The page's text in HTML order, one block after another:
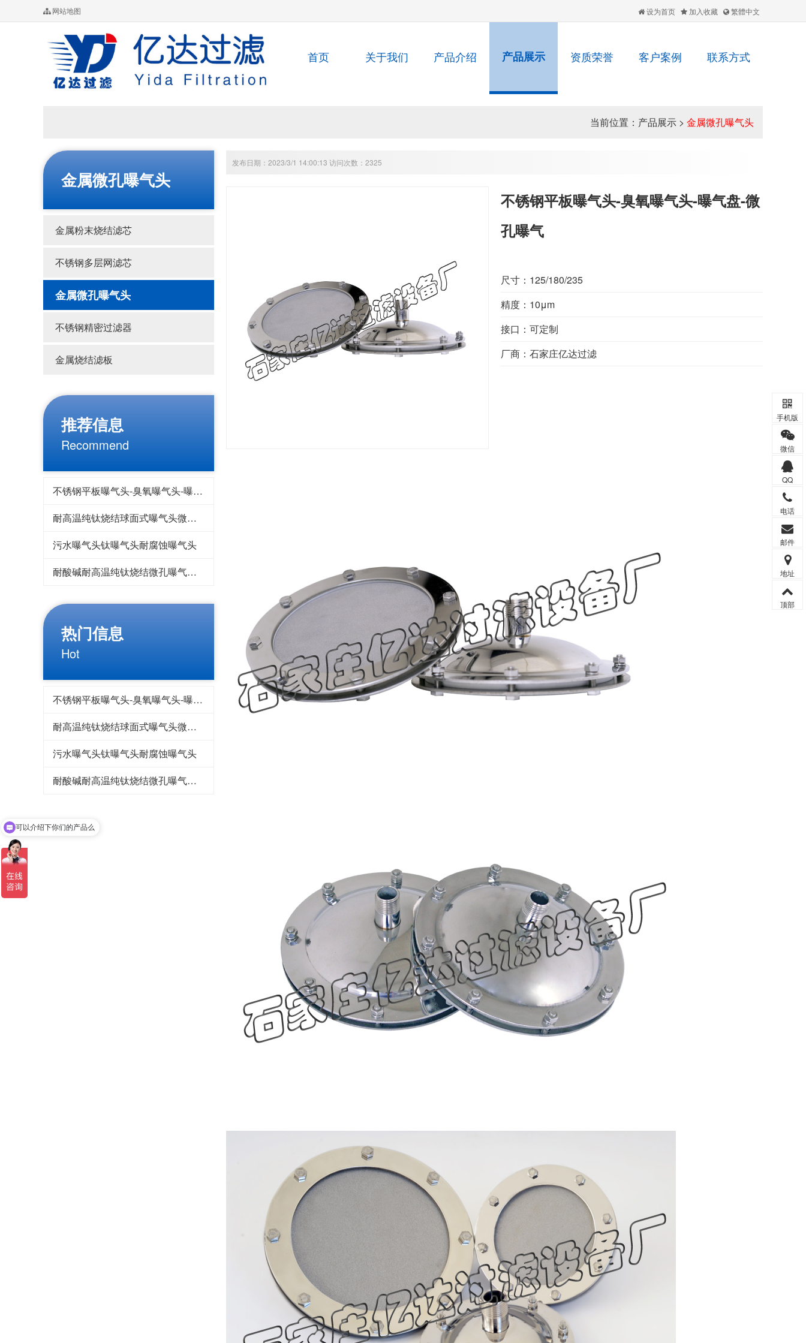
网站地图 设为首页 加入收藏 繁體中文
联系方式
客户案例
资质荣誉
产品展示
产品介绍
关于我们
首页
当前位置： 产品展示 > 金属微孔曝气头
金属微孔曝气头
金属粉末烧结滤芯
不锈钢多层网滤芯
金属微孔曝气头
不锈钢精密过滤器
金属烧结滤板
推荐信息
Recommend
不锈钢平板曝气头-臭氧曝气头-曝气盘-微孔曝气
耐高温纯钛烧结球面式曝气头微孔曝气器
污水曝气头钛曝气头耐腐蚀曝气头
耐酸碱耐高温纯钛烧结微孔曝气头曝气管
热门信息
Hot
不锈钢平板曝气头-臭氧曝气头-曝气盘-微孔曝气
耐高温纯钛烧结球面式曝气头微孔曝气器
污水曝气头钛曝气头耐腐蚀曝气头
耐酸碱耐高温纯钛烧结微孔曝气头曝气管
发布日期：2023/3/1 14:00:13 访问次数：2325
不锈钢平板曝气头-臭氧曝气头-曝气盘-微
孔曝气
尺寸：125/180/235
精度：10μm
接口：可定制
厂商：石家庄亿达过滤
手机版
微信
QQ
电话
邮件
地址
顶部